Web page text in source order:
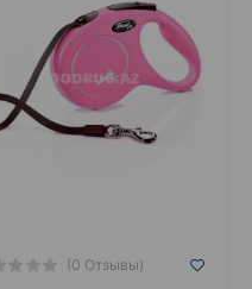
(0 Отзывы)